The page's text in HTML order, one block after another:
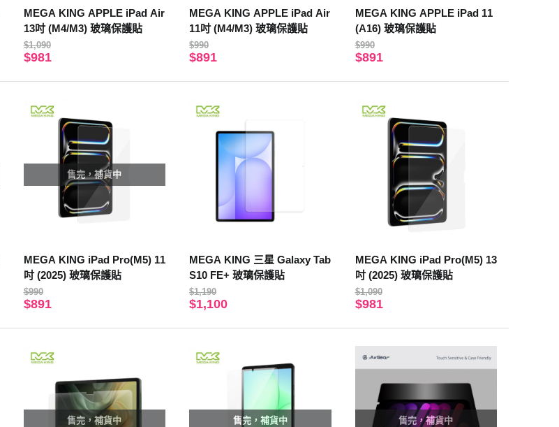
MEGA KING APPLE iPad Air
13吋 (M4/M3) 玻璃保護貼
$1,090
$981
MEGA KING APPLE iPad Air
11吋 (M4/M3) 玻璃保護貼
$990
$891
MEGA KING APPLE iPad 11
(A16) 玻璃保護貼
$990
$891
售完，補貨中
MEGA KING iPad Pro(M5) 11
吋 (2025) 玻璃保護貼
$990
$891
MEGA KING 三星 Galaxy Tab
S10 FE+ 玻璃保護貼
$1,190
$1,100
MEGA KING iPad Pro(M5) 13
吋 (2025) 玻璃保護貼
$1,090
$981
售完，補貨中 售完，補貨中 售完，補貨中